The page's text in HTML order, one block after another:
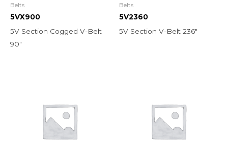
Belts
5VX900
5V Section Cogged V-Belt
90″
Belts
5V2360
5V Section V-Belt 236″